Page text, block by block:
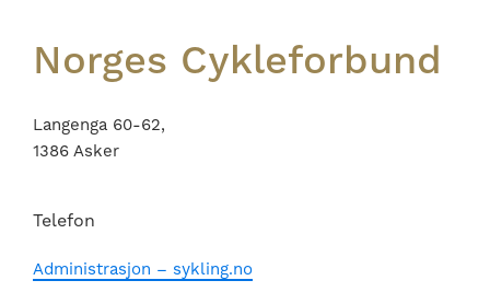
Norges Cykleforbund
Langenga 60-62,
1386 Asker
Telefon
Administrasjon – sykling.no